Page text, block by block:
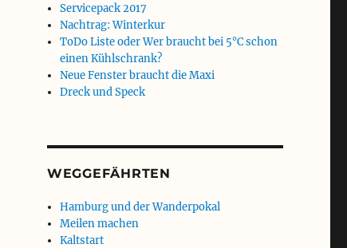
Servicepack 2017
Nachtrag: Winterkur
ToDo Liste oder Wer braucht bei 5°C schon
einen Kühlschrank?
Neue Fenster braucht die Maxi
Dreck und Speck
WEGGEFÄHRTEN
Hamburg und der Wanderpokal
Meilen machen
Kaltstart